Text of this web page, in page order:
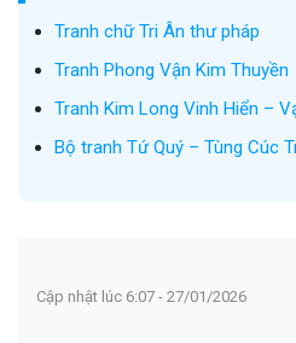
Tranh chữ Tri Ân thư pháp
Tranh Phong Vận Kim Thuyền
Tranh Kim Long Vinh Hiển –
Bộ tranh Tứ Quý – Tùng Cúc
Cập nhật lúc 6:07 - 27/01/2026